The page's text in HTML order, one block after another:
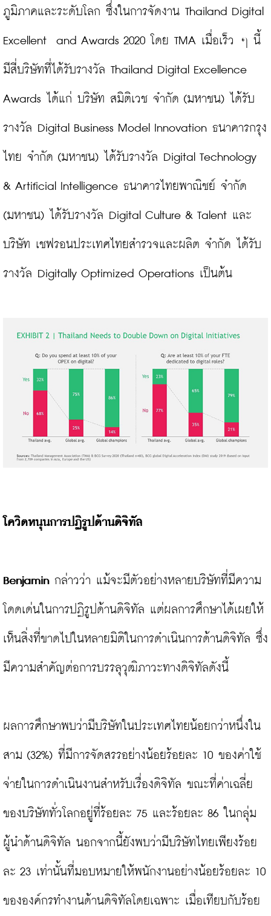
ภูมิภาคและระดับโลก ซึ่งในการจัดงาน Thailand Digital
Excellent  and Awards 2020 โดย TMA เมื่อเร็ว ๆ นี้
มีสี่บริษัทที่ได้รับรางวัล Thailand Digital Excellence
Awards ได้แก่ บริษัท สมิติเวช จำกัด (มหาชน) ได้รับ
รางวัล Digital Business Model Innovation ธนาคารกรุง
ไทย จำกัด (มหาชน) ได้รับรางวัล Digital Technology
& Artificial Intelligence ธนาคารไทยพาณิชย์ จำกัด
(มหาชน) ได้รับรางวัล Digital Culture & Talent และ
บริษัท เชฟรอนประเทศไทยสำรวจและผลิต จำกัด ได้รับ
รางวัล Digitally Optimized Operations เป็นต้น
โควิดหนุนการปฏิรูปด้านดิจิทัล
Benjamin กล่าวว่า แม้จะมีตัวอย่างหลายบริษัทที่มีความ
โดดเด่นในการปฏิรูปด้านดิจิทัล แต่ผลการศึกษาได้เผยให้
เห็นสิ่งที่ขาดไปในหลายมิติในการดำเนินการด้านดิจิทัล ซึ่ง
มีความสำคัญต่อการบรรลุวุฒิภาวะทางดิจิทัลดังนี้
ผลการศึกษาพบว่ามีบริษัทในประเทศไทยน้อยกว่าหนึ่งใน
สาม (32%) ที่มีการจัดสรรอย่างน้อยร้อยละ 10 ของค่าใช้
จ่ายในการดำเนินงานสำหรับเรื่องดิจิทัล ขณะที่ค่าเฉลี่ย
ของบริษัททั่วโลกอยู่ที่ร้อยละ 75 และร้อยละ 86 ในกลุ่ม
ผู้นำด้านดิจิทัล นอกจากนี้ยังพบว่ามีบริษัทไทยเพียงร้อย
ละ 23 เท่านั้นที่มอบหมายให้พนักงานอย่างน้อยร้อยละ 10
ขององค์กรทำงานด้านดิจิทัลโดยเฉพาะ เมื่อเทียบกับร้อย